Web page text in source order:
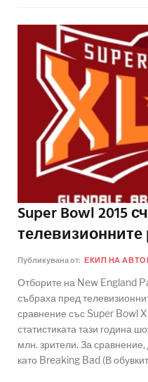
Super Bowl 2015
Публикувана от: ЕКИП НА
Отборите на New England
събраха пред
сравнение със Super Bowl
статистиката тази година
млн. зрители. За
като Breaking Bad (В